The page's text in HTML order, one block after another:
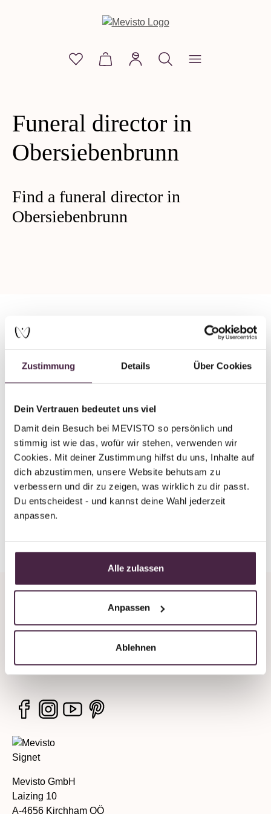
Zustimmung Details Über Cookies
Dein Vertrauen bedeutet uns viel
Damit dein Besuch bei MEVISTO so persönlich und
stimmig ist wie das, wofür wir stehen, verwenden wir
Cookies. Mit deiner Zustimmung hilfst du uns, Inhalte auf
dich abzustimmen, unsere Website behutsam zu
verbessern und dir zu zeigen, was wirklich zu dir passt.
Du entscheidest - und kannst deine Wahl jederzeit
anpassen.
Alle zulassen
Anpassen
Ablehnen
You have 0 wishlist items
Shopping cart contains 0 items.
Funeral director in
Obersiebenbrunn
Find a funeral director in
Obersiebenbrunn
Human burial
Bestattung Redlich GmbH
Josef Porsch Straße 38
Austria
Services
Mevisto GmbH
Laizing 10
A-4656 Kirchham OÖ